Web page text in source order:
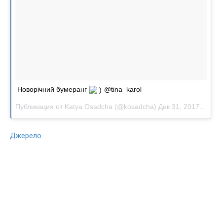
Новорічний бумеранг @tina_karol
Публикация от Katya Osadcha (@kosadcha) Дек 31, 2017 at 4:58 PST
Джерело.